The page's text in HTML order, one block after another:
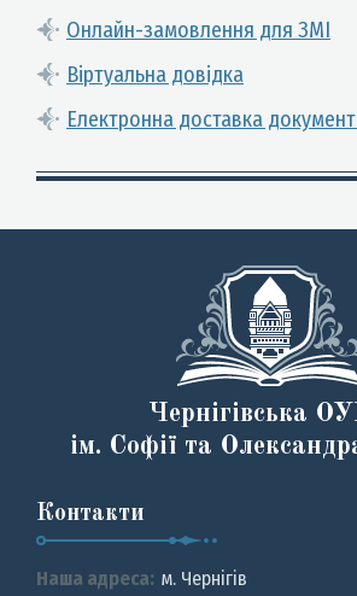
Онлайн-замовлення для ЗМІ
Віртуальна довідка
Електронна доставка
Чернігівська
ім. Софії та
Контакти
Наша адреса: м. Чернiгiв